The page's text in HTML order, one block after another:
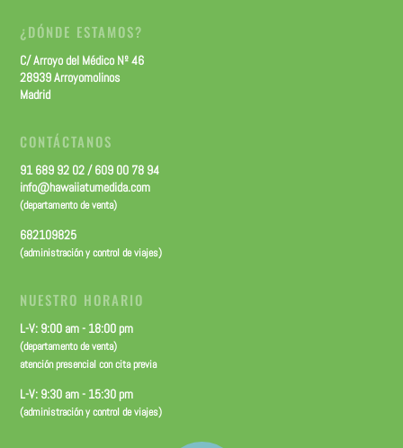
¿DÓNDE ESTAMOS?
C/ Arroyo del Médico Nº 46
28939 Arroyomolinos
Madrid
CONTÁCTANOS
91 689 92 02 / 609 00 78 94
info@hawaiiatumedida.com
(departamento de venta)
682109825
(administración y control de viajes)
NUESTRO HORARIO
L-V: 9:00 am - 18:00 pm
(departamento de venta)
atención presencial con cita previa
L-V: 9:30 am - 15:30 pm
(administración y control de viajes)